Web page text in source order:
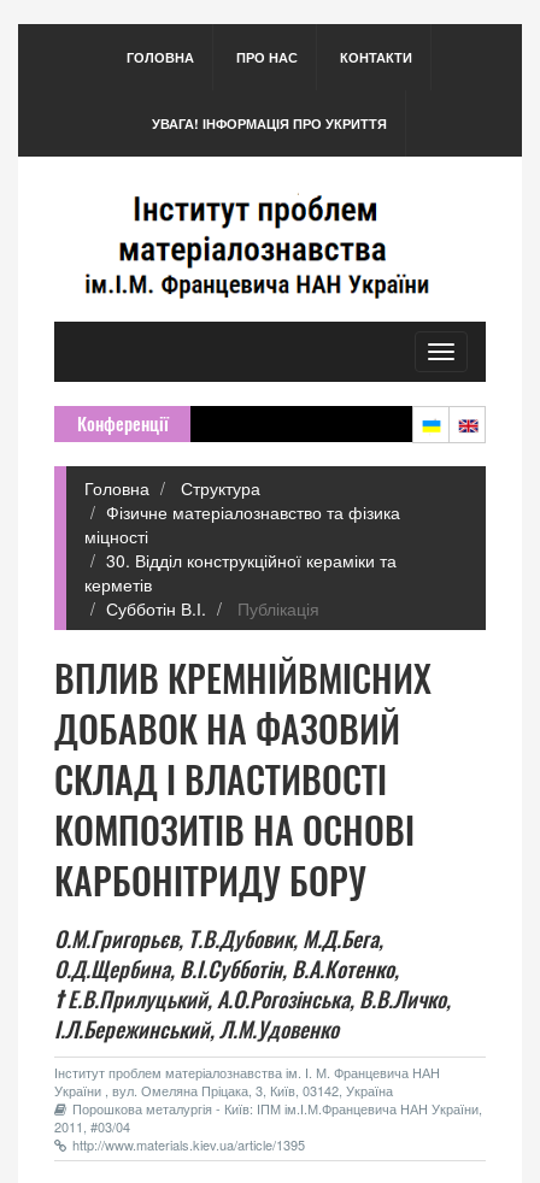
ГОЛОВНА ПРО НАС КОНТАКТИ
УВАГА! ІНФОРМАЦІЯ ПРО УКРИТТЯ
Toggle
navigation
Конференції
Головна
Структура
Фізичне матеріалознавство та фізика
міцності
30. Відділ конструкційної кераміки та
керметів
Субботін В.І.
Публікація
ВПЛИВ КРЕМНІЙВМІСНИХ
ДОБАВОК НА ФАЗОВИЙ
СКЛАД І ВЛАСТИВОСТІ
КОМПОЗИТІВ НА ОСНОВІ
КАРБОНІТРИДУ БОРУ
О.М.Григорьєв, Т.В.Дубовик, М.Д.Бега,
О.Д.Щербина, В.І.Субботін, В.А.Котенко,
†Е.В.Прилуцький, А.О.Рогозінська, В.В.Личко,
І.Л.Бережинський,Л.М.Удовенко
Інститут проблем матеріалознавства ім. І. М. Францевича НАН
України , вул. Омеляна Пріцака, 3, Київ, 03142, Україна
Порошкова металургія - Київ: ІПМ ім.І.М.Францевича НАН України,
2011, #03/04
http://www.materials.kiev.ua/article/1395